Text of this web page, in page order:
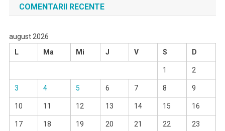
COMENTARII RECENTE
august 2026
L
Ma Mi J V S D
1 2
3 4 5 6 7 8 9
10 11 12 13 14 15 16
17 18 19 20 21 22 23